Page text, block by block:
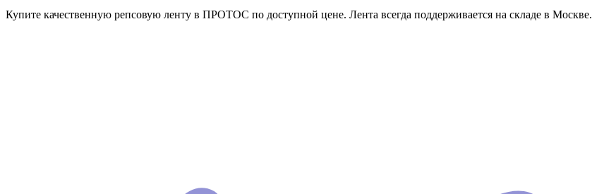
Купите качественную репсовую ленту в ПРОТОС по доступной цене. Лента всегда поддерживается на складе в Москве.